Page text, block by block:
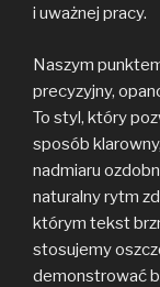
i uważnej pracy.
Naszym
precyzyjny,
To styl, który
sposób
nadmiaru
naturalny rytm
którym tekst
stosujemy
demonstrować